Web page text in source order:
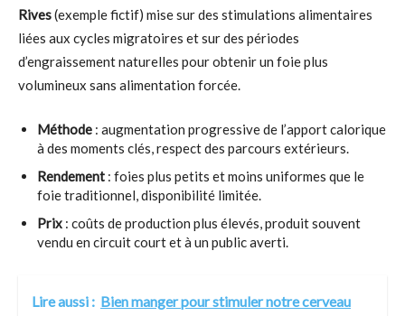
Rives(exemple fictif) mise sur des stimulations alimentaires
liées aux cycles migratoires et sur des périodes
d’engraissement naturelles pour obtenir un foie plus
volumineux sans alimentation forcée.
Méthode : augmentation progressive de l’apport calorique
à des moments clés, respect des parcours extérieurs.
Rendement : foies plus petits et moins uniformes que le
foie traditionnel, disponibilité limitée.
Prix : coûts de production plus élevés, produit souvent
vendu en circuit court et à un public averti.
Lire aussi : Bien manger pour stimuler notre cerveau